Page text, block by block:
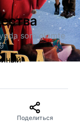
som glømte
Поделиться